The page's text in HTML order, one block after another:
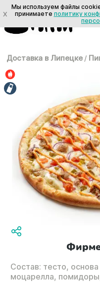
Доставка в Липецке /
Состав: тесто,
моцарелла,
X
Мы используем файлы
принимаете политику